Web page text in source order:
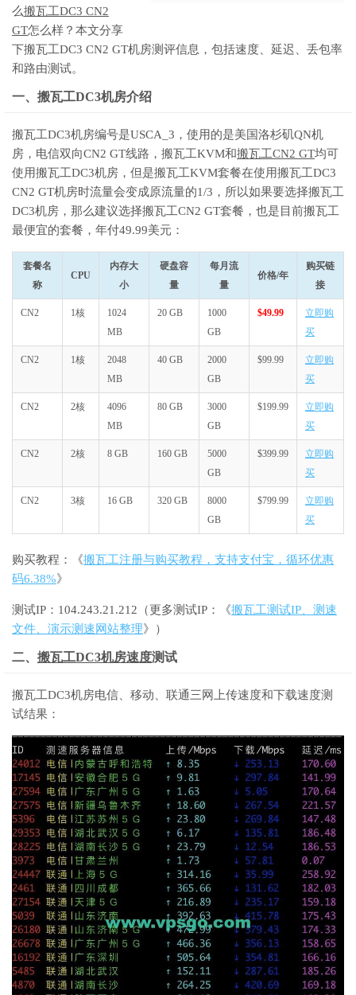
么搬瓦工DC3 CN2
GT怎么样？本文分享
下搬瓦工DC3 CN2 GT机房测评信息，包括速度、延迟、丢包率
和路由测试。
一、搬瓦工DC3机房介绍
搬瓦工DC3机房编号是USCA_3，使用的是美国洛杉矶QN机
房，电信双向CN2 GT线路，搬瓦工KVM和搬瓦工CN2 GT均可
使用搬瓦工DC3机房，但是搬瓦工KVM套餐在使用搬瓦工DC3
CN2 GT机房时流量会变成原流量的1/3，所以如果要选择搬瓦工
DC3机房，那么建议选择搬瓦工CN2 GT套餐，也是目前搬瓦工
最便宜的套餐，年付49.99美元：
套餐名
称
CPU
内存大
小
硬盘容
量
每月流
量
价格/年
购买链
接
CN2 1核
1024
MB
20 GB
1000
GB
$49.99
立即购
买
CN2 1核
2048
MB
40 GB
2000
GB
$99.99
立即购
买
CN2 2核
4096
MB
80 GB
3000
GB
$199.99
立即购
买
CN2 2核 8 GB 160 GB
5000
GB
$399.99
立即购
买
CN2 3核 16 GB 320 GB
8000
GB
$799.99
立即购
买
购买教程：《搬瓦工注册与购买教程，支持支付宝，循环优惠
码6.38%》
测试IP：104.243.21.212（更多测试IP：《搬瓦工测试IP、测速
文件、演示测速网站整理》）
二、 搬瓦工DC3机房速度测试
搬瓦工DC3机房电信、移动、联通三网上传速度和下载速度测
试结果：